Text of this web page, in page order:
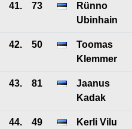
41. 73
Rünno
Ubinhain
42. 50
Toomas
Klemmer
43. 81
Jaanus
Kadak
44. 49 Kerli Vilu